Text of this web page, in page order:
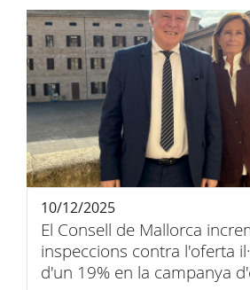
El Consell de Mallorca
inspeccions contra l'oferta
d'un 19% en la campanya
10/12/2025